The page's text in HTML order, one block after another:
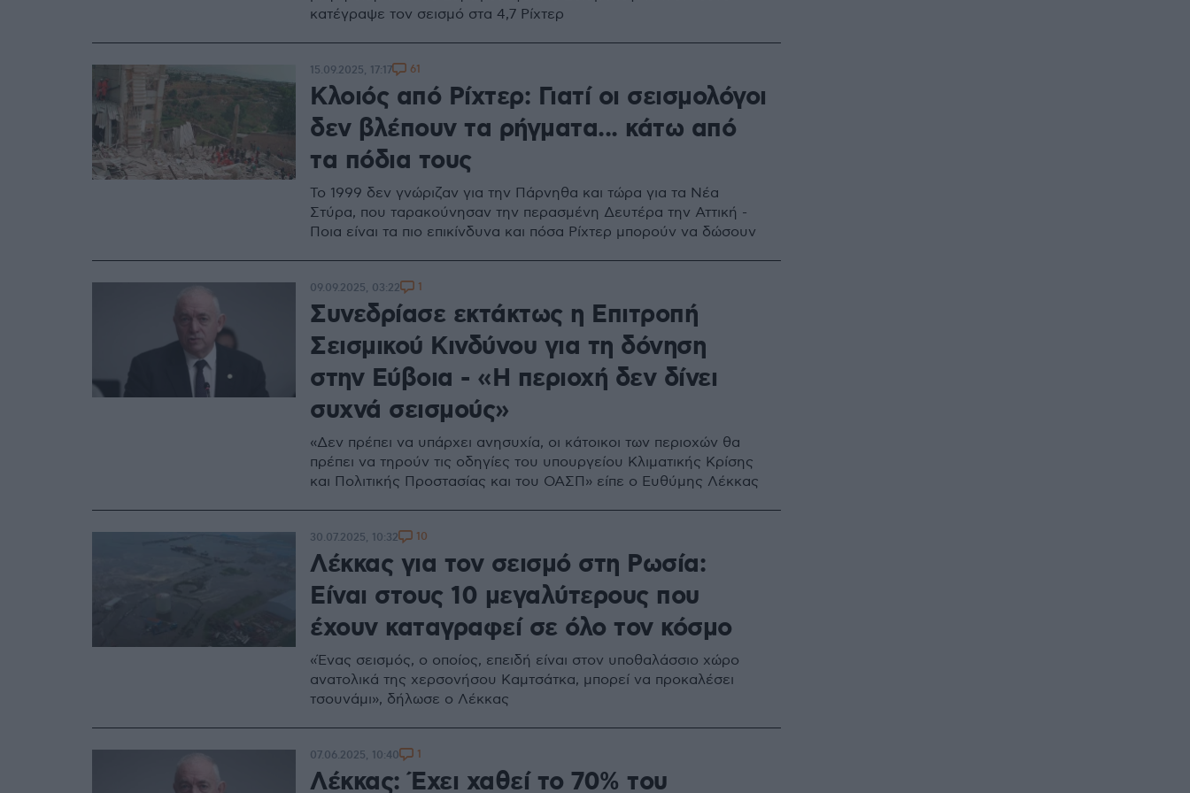
κατέγραψε τον σεισμό στα 4,7 Ρίχτερ
Κλοιός από Ρίχτερ: Γιατί οι σεισμολόγοι
δεν βλέπουν τα ρήγματα... κάτω από
τα πόδια τους
Το 1999 δεν γνώριζαν για την Πάρνηθα και τώρα για τα Νέα
Στύρα, που ταρακούνησαν την περασμένη Δευτέρα την Αττική -
Ποια είναι τα πιο επικίνδυνα και πόσα Ρίχτερ μπορούν να δώσουν
15.09.2025, 17:17 61
Συνεδρίασε εκτάκτως η Επιτροπή
Σεισμικού Κινδύνου για τη δόνηση
στην Εύβοια - «Η περιοχή δεν δίνει
συχνά σεισμούς»
«Δεν πρέπει να υπάρχει ανησυχία, οι κάτοικοι των περιοχών θα
πρέπει να τηρούν τις οδηγίες του υπουργείου Κλιματικής Κρίσης
και Πολιτικής Προστασίας και του ΟΑΣΠ» είπε ο Ευθύμης Λέκκας
09.09.2025, 03:22 1
Λέκκας για τον σεισμό στη Ρωσία:
Είναι στους 10 μεγαλύτερους που
έχουν καταγραφεί σε όλο τον κόσμο
«Ένας σεισμός, ο οποίος, επειδή είναι στον υποθαλάσσιο χώρο
ανατολικά της χερσονήσου Καμτσάτκα, μπορεί να προκαλέσει
τσουνάμι», δήλωσε ο Λέκκας
30.07.2025, 10:32 10
Λέκκας: Έχει χαθεί το 70% του
07.06.2025, 10:40 1